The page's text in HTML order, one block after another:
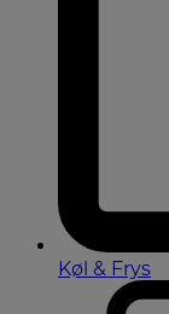
Køl & Frys